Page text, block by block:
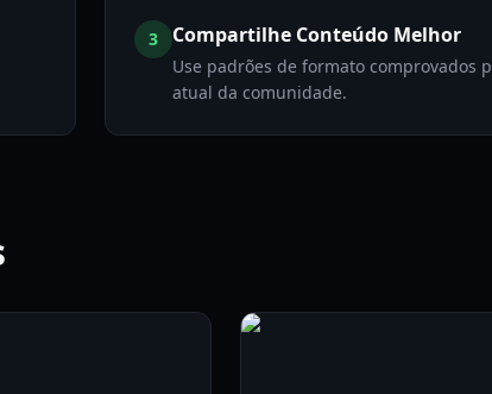
3 Compartilhe Conteúdo Melhor
Use padrões de formato comprovados
atual da comunidade.